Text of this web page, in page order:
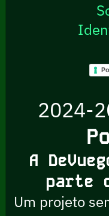
2024-
A
parte
Um projeto